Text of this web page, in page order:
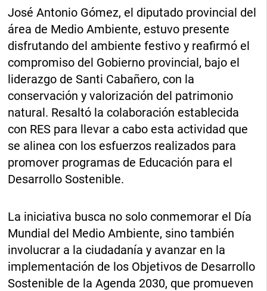
José Antonio Gómez, el diputado provincial del
área de Medio Ambiente, estuvo presente
disfrutando del ambiente festivo y reafirmó el
compromiso del Gobierno provincial, bajo el
liderazgo de Santi Cabañero, con la
conservación y valorización del patrimonio
natural. Resaltó la colaboración establecida
con RES para llevar a cabo esta actividad que
se alinea con los esfuerzos realizados para
promover programas de Educación para el
Desarrollo Sostenible.
La iniciativa busca no solo conmemorar el Día
Mundial del Medio Ambiente, sino también
involucrar a la ciudadanía y avanzar en la
implementación de los Objetivos de Desarrollo
Sostenible de la Agenda 2030, que promueven